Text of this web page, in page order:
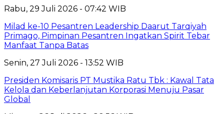
Rabu, 29 Juli 2026 - 07:42 WIB
Milad ke-10 Pesantren Leadership Daarut Tarqiyah
Primago, Pimpinan Pesantren Ingatkan Spirit Tebar
Manfaat Tanpa Batas
Senin, 27 Juli 2026 - 13:52 WIB
Presiden Komisaris PT Mustika Ratu Tbk : Kawal Tata
Kelola dan Keberlanjutan Korporasi Menuju Pasar
Global